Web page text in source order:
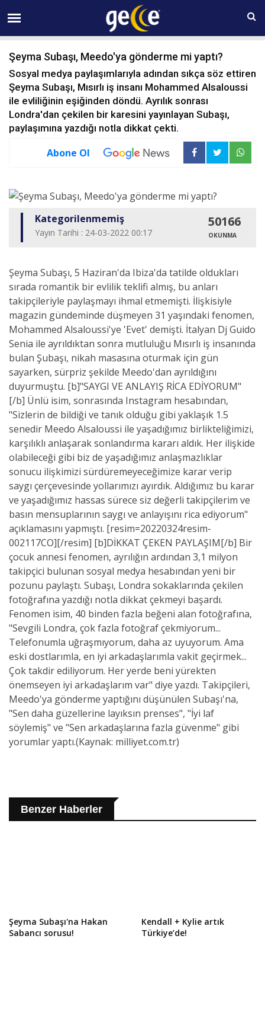
07 AĞUSTOS Cuma 22:13
Şeyma Subaşı, Meedo'ya gönderme mi yaptı?
Sosyal medya paylaşımlarıyla adından sıkça söz ettiren
Şeyma Subaşı, Mısırlı iş insanı Mohammed Alsaloussi
ile evliliğinin eşiğinden döndü. Ayrılık sonrası
Londra'dan çekilen bir karesini yayınlayan Subaşı,
paylaşımına yazdığı notla dikkat çekti.
Abone Ol
Kategorilenmemiş
Yayın Tarihi : 24-03-2022 00:17
50166
OKUNMA
Şeyma Subaşı, 5 Haziran'da Ibiza'da tatilde oldukları
sırada romantik bir evlilik teklifi almış, bu anları
takipçileriyle paylaşmayı ihmal etmemişti. İlişkisiyle
magazin gündeminde düşmeyen 31 yaşındaki fenomen,
Mohammed Alsaloussi'ye 'Evet' demişti. İtalyan Dj Guido
Senia ile ayrıldıktan sonra mutluluğu Mısırlı iş insanında
bulan Şubaşı, nikah masasına oturmak için gün
sayarken, sürpriz şekilde Meedo'dan ayrıldığını
duyurmuştu. [b]"SAYGI VE ANLAYIŞ RİCA EDİYORUM"
[/b] Ünlü isim, sonrasında Instagram hesabından,
"Sizlerin de bildiği ve tanık olduğu gibi yaklaşık 1.5
senedir Meedo Alsaloussi ile yaşadığımız birlikteliğimizi,
karşılıklı anlaşarak sonlandırma kararı aldık. Her ilişkide
olabileceği gibi biz de yaşadığımız anlaşmazlıklar
sonucu ilişkimizi sürdüremeyeceğimize karar verip
saygı çerçevesinde yollarımızı ayırdık. Aldığımız bu karar
ve yaşadığımız hassas sürece siz değerli takipçilerim ve
basın mensuplarının saygı ve anlayışını rica ediyorum"
açıklamasını yapmıştı. [resim=20220324resim-
002117CO][/resim] [b]DİKKAT ÇEKEN PAYLAŞIM[/b] Bir
çocuk annesi fenomen, ayrılığın ardından 3,1 milyon
takipçici bulunan sosyal medya hesabından yeni bir
pozunu paylaştı. Subaşı, Londra sokaklarında çekilen
fotoğrafına yazdığı notla dikkat çekmeyi başardı.
Fenomen isim, 40 binden fazla beğeni alan fotoğrafına,
"Sevgili Londra, çok fazla fotoğraf çekmiyorum...
Telefonumla uğraşmıyorum, daha az uyuyorum. Ama
eski dostlarımla, en iyi arkadaşlarımla vakit geçirmek...
Çok takdir ediliyorum. Her yerde beni yürekten
önemseyen iyi arkadaşlarım var" diye yazdı. Takipçileri,
Meedo'ya gönderme yaptığını düşünülen Subaşı'na,
"Sen daha güzellerine layıksın prenses", "İyi laf
söylemiş" ve "Sen arkadaşlarına fazla güvenme" gibi
yorumlar yaptı.(Kaynak: milliyet.com.tr)
Benzer Haberler
Şeyma Subaşı'na Hakan
Sabancı sorusu!
Kendall + Kylie artık
Türkiye’de!